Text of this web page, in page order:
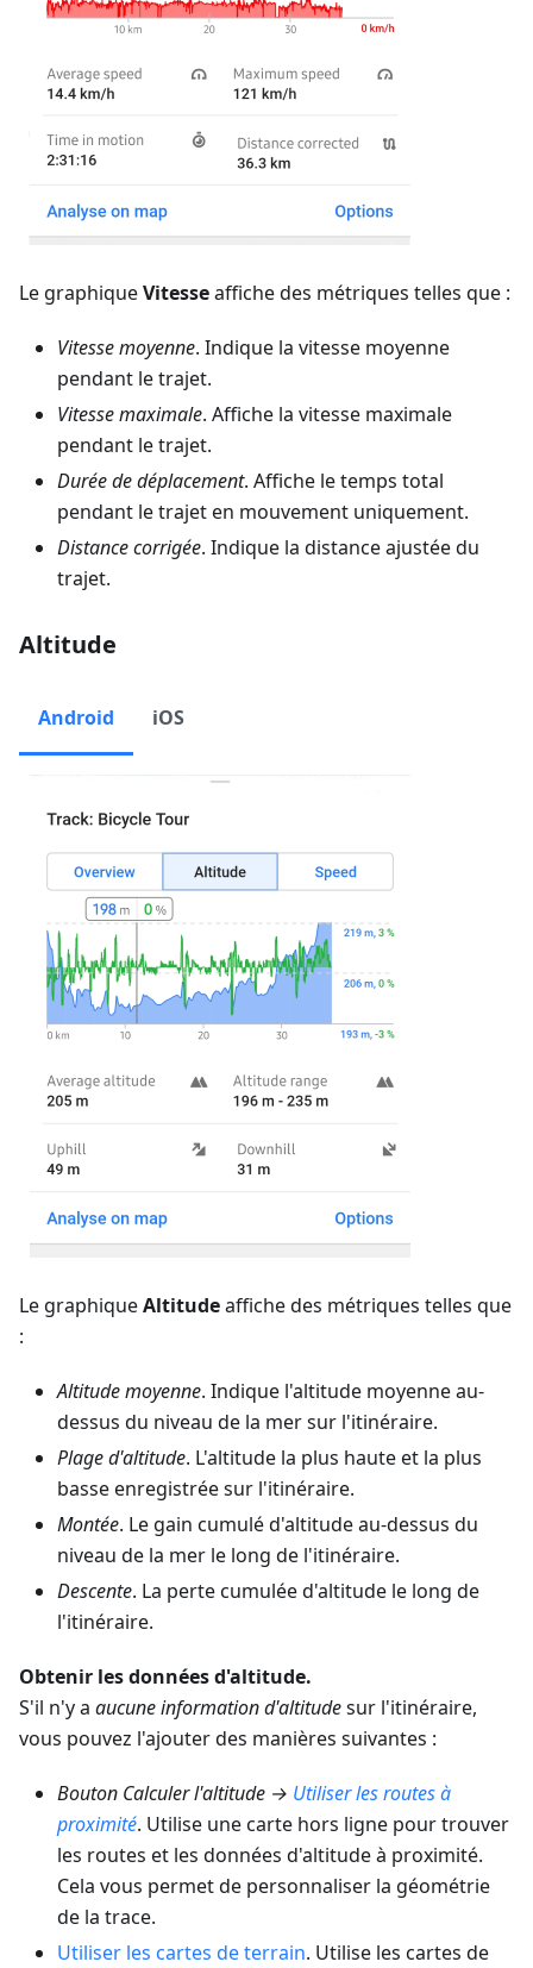
Le graphiqueVitesseaffiche des métriques telles que :
Vitesse moyenne. Indique la vitesse moyenne
pendant le trajet.
Vitesse maximale. Affiche la vitesse maximale
pendant le trajet.
Durée de déplacement. Affiche le temps total
pendant le trajet en mouvement uniquement.
Distance corrigée. Indique la distance ajustée du
trajet.
Altitude
Android iOS
Le graphiqueAltitudeaffiche des métriques telles que
:
Altitude moyenne. Indique l'altitude moyenne au-
dessus du niveau de la mer sur l'itinéraire.
Plage d'altitude. L'altitude la plus haute et la plus
basse enregistrée sur l'itinéraire.
Montée. Le gain cumulé d'altitude au-dessus du
niveau de la mer le long de l'itinéraire.
Descente. La perte cumulée d'altitude le long de
l'itinéraire.
Obtenir les données d'altitude.
S'il n'y a aucune information d'altitudesur l'itinéraire,
vous pouvez l'ajouter des manières suivantes :
Bouton Calculer l'altitude → Utiliser les routes à
proximité. Utilise une carte hors ligne pour trouver
les routes et les données d'altitude à proximité.
Cela vous permet de personnaliser la géométrie
de la trace.
Utiliser les cartes de terrain. Utilise les cartes de